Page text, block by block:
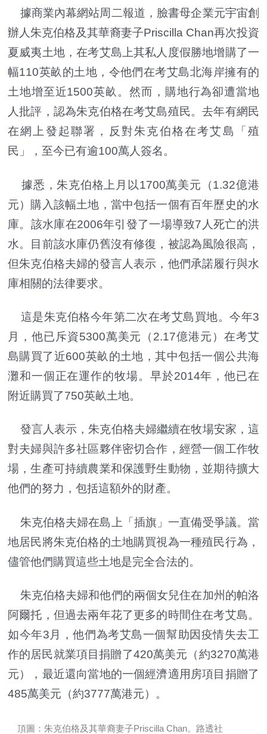
據商業內幕網站周二報道，臉書母企業元宇宙創
辦人朱克伯格及其華裔妻子Priscilla Chan再次投資
夏威夷土地，在考艾島上其私人度假勝地增購了一
幅110英畝的土地，令他們在考艾島北海岸擁有的
土地增至近1500英畝。然而，購地行為卻遭當地
人批評，認為朱克伯格在考艾島殖民。去年有網民
在網上發起聯署，反對朱克伯格在考艾島「殖
民」，至今已有逾100萬人簽名。
據悉，朱克伯格上月以1700萬美元（1.32億港
元）購入該幅土地，當中包括一個有百年歷史的水
庫。該水庫在2006年引發了一場導致7人死亡的洪
水。目前該水庫仍舊沒有修復，被認為風險很高，
但朱克伯格夫婦的發言人表示，他們承諾履行與水
庫相關的法律要求。
這是朱克伯格今年第二次在考艾島買地。今年3
月，他已斥資5300萬美元（2.17億港元）在考艾
島購買了近600英畝的土地，其中包括一個公共海
灘和一個正在運作的牧場。早於2014年，他已在
附近購買了750英畝土地。
發言人表示，朱克伯格夫婦繼續在牧場安家，這
對夫婦與許多社區夥伴密切合作，經營一個工作牧
場，生產可持續農業和保護野生動物，並期待擴大
他們的努力，包括這額外的財產。
朱克伯格夫婦在島上「插旗」一直備受爭議。當
地居民將朱克伯格的土地購買視為一種殖民行為，
儘管他們購買這些土地是完全合法的。
朱克伯格夫婦和他們的兩個女兒住在加州的帕洛
阿爾托，但過去兩年花了更多的時間住在考艾島。
如今年3月，他們為考艾島一個幫助因疫情失去工
作的居民就業項目捐贈了420萬美元（約3270萬港
元），最近還向當地的一個經濟適用房項目捐贈了
485萬美元（約3777萬港元）。
頂圖：朱克伯格及其華裔妻子Priscilla Chan。路透社